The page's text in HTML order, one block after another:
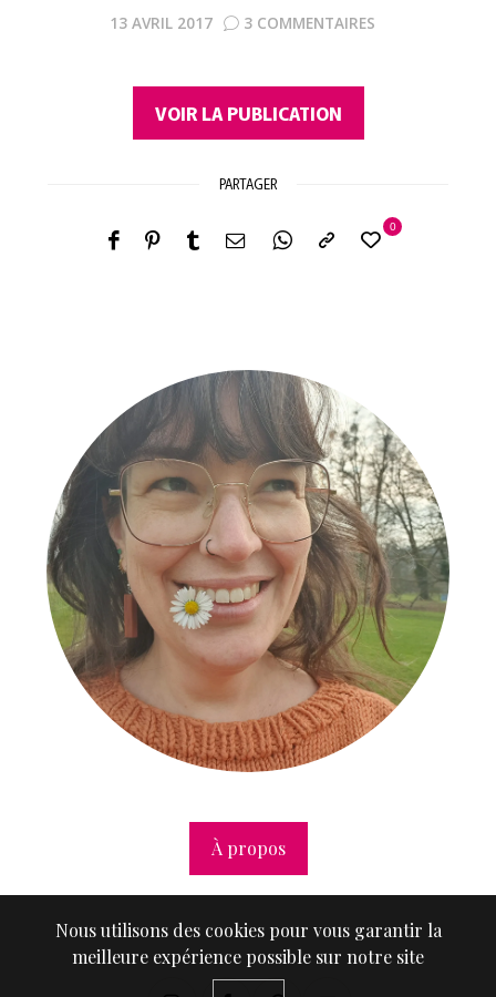
13 AVRIL 2017 3 COMMENTAIRES
VOIR LA PUBLICATION
PARTAGER
0
À propos
Nous utilisons des cookies pour vous garantir la
meilleure expérience possible sur notre site